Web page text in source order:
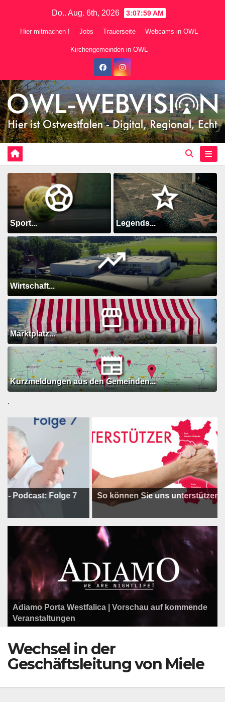
Do.. Aug. 6th, 2026 3:08:00 AM
Hier mitmachen ! Jobs Trauerseite Webcams in OWL
Kirchengemeinden in OWL
Sport... Legends...
Wirtschaft...
Marktplatz...
Kurzmeldungen aus den Gemeinden...
.
Folge 7 So können Sie uns unterstützen !
Programm der Komödie am Klosterplatz.
Litfaßsäule Überregional
Adiamo Porta Westfalica | Vorschau auf kommende
Veranstaltungen
Litfaßsäule Überregional
Tanzfest Bielefeld - 19. Juli bis 1. August 2026
Litfaßsäule Überregional
Wechsel in der
Geschäftsleitung von Miele